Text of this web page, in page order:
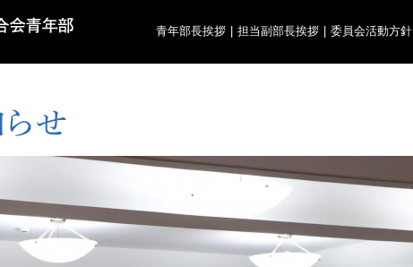
青年部長挨拶 担当副部長挨拶 委員会活動方針